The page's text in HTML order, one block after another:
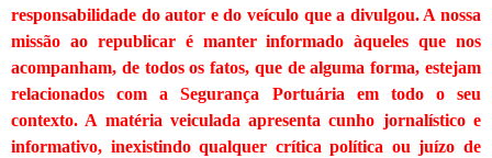
responsabilidade do autor e do veículo que a divulgou. A nossa
missão ao republicar é manter informado àqueles que nos
acompanham, de todos os fatos, que de alguma forma, estejam
relacionados com a Segurança Portuária em todo o seu
contexto. A matéria veiculada apresenta cunho jornalístico e
informativo, inexistindo qualquer críticapolítica ou juízo de